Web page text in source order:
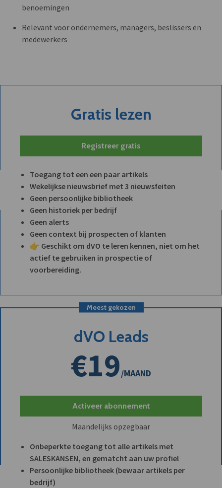
benoemingen
Relevant voor ondernemers, managers, beslissers en
medewerkers
Gratis lezen
Registreer gratis
Toegang tot een een paar artikels
Wekelijkse nieuwsbrief met 3 nieuwsfeiten
Geen persoonlijke bibliotheek
Geen historiek per bedrijf
Geen alerts
Geen context bij prospecten of klanten
👉 Geschikt om dVO te leren kennen, niet om het
actief te gebruiken in prospectie of
voorbereiding.
Meest gekozen
dVO Leads
€19/MAAND
Activeer abonnement
Maandelijks opzegbaar
Onbeperkte toegang tot alle artikels met
SALESKANSEN, en gematcht aan uw profiel
Persoonlijke bibliotheek (bewaar artikels per
bedrijf)